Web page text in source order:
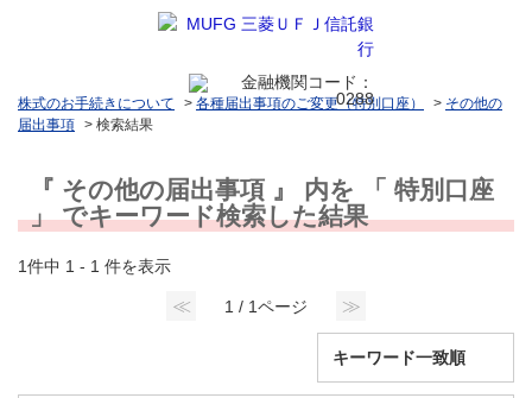
株式のお手続きについて > 各種届出事項のご変更（特別口座） > その他の
届出事項 > 検索結果
『 その他の届出事項 』 内を 「 特別口座
」 でキーワード検索した結果
1件中 1 - 1 件を表示
≪ 1 / 1ページ ≫